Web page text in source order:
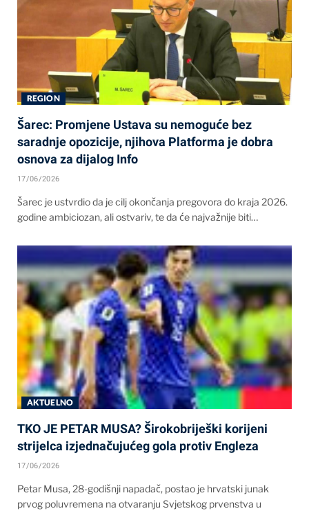
REGION
Šarec: Promjene Ustava su nemoguće bez
saradnje opozicije, njihova Platforma je dobra
osnova za dijalog Info
17/06/2026
Šarec je ustvrdio da je cilj okončanja pregovora do kraja 2026.
godine ambiciozan, ali ostvariv, te da će najvažnije biti…
AKTUELNO
TKO JE PETAR MUSA? Širokobriješki korijeni
strijelca izjednačujućeg gola protiv Engleza
17/06/2026
Petar Musa, 28-godišnji napadač, postao je hrvatski junak
prvog poluvremena na otvaranju Svjetskog prvenstva u